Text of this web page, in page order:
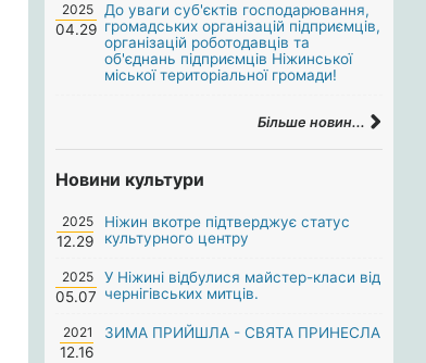
2025
04.29
До уваги суб'єктів господарювання,
громадських організацій підприємців,
організацій роботодавців та
об'єднань підприємців Ніжинської
міської територіальної громади!
Більше новин...
Новини культури
2025
12.29
Ніжин вкотре підтверджує статус
культурного центру
2025
05.07
У Ніжині відбулися майстер-класи від
чернігівських митців.
2021
12.16
ЗИМА ПРИЙШЛА - СВЯТА ПРИНЕСЛА